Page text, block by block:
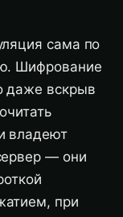
сама по
Шифрование
даже вскрыв
владеют
— они
при